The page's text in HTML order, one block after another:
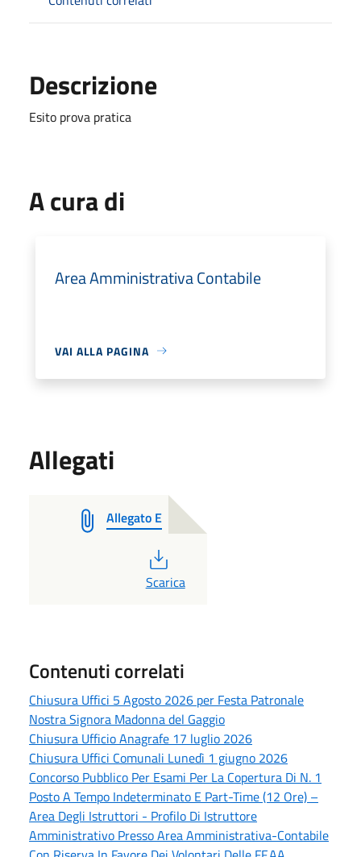
Descrizione
Esito prova pratica
A cura di
Area Amministrativa Contabile
VAI ALLA PAGINA
Allegati
Allegato E
PDF
Scarica
Contenuti correlati
Chiusura Uffici 5 Agosto 2026 per Festa Patronale
Nostra Signora Madonna del Gaggio
Chiusura Ufficio Anagrafe 17 luglio 2026
Chiusura Uffici Comunali Lunedì 1 giugno 2026
Concorso Pubblico Per Esami Per La Copertura Di N. 1
Posto A Tempo Indeterminato E Part-Time (12 Ore) –
Area Degli Istruttori - Profilo Di Istruttore
Amministrativo Presso Area Amministrativa-Contabile